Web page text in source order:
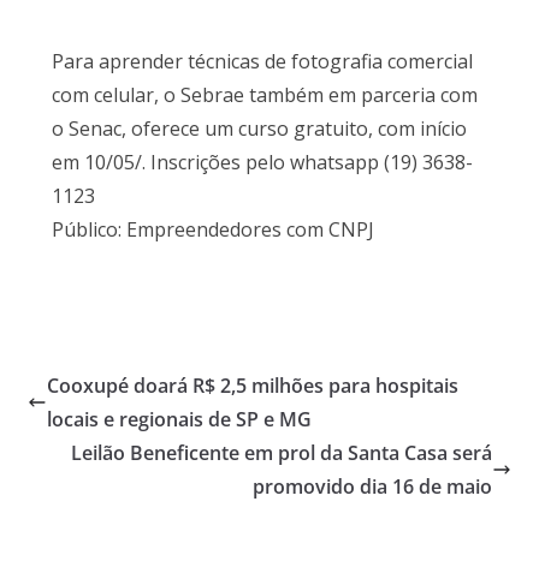
Para aprender técnicas de fotografia comercial
com celular, o Sebrae também em parceria com
o Senac, oferece um curso gratuito, com início
em 10/05/. Inscrições pelo whatsapp (19) 3638-
1123
Público: Empreendedores com CNPJ
Cooxupé doará R$ 2,5 milhões para hospitais
locais e regionais de SP e MG
Leilão Beneficente em prol da Santa Casa será
promovido dia 16 de maio